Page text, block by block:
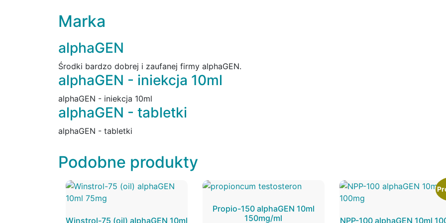
Marka
alphaGEN
Środki bardzo dobrej i zaufanej firmy alphaGEN.
alphaGEN - iniekcja 10ml
alphaGEN - iniekcja 10ml
alphaGEN - tabletki
alphaGEN - tabletki
Podobne produkty
Winstrol-75 (oil) alphaGEN 10ml
Propio-150 alphaGEN 10ml
150mg/ml
NPP-100 alphaGEN 10ml